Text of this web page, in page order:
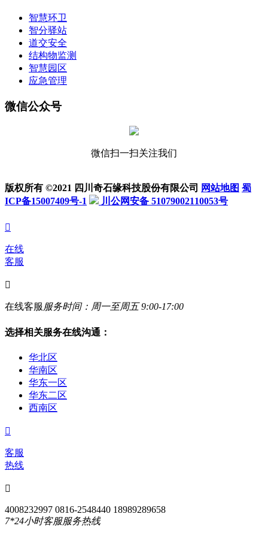
智慧环卫
智分驿站
道交安全
结构物监测
智慧园区
应急管理
微信公众号
微信扫一扫关注我们
版权所有 ©2021 四川奇石缘科技股份有限公司 网站地图 蜀
ICP备15007409号-1
川公网安备 51079002110053号

在线
客服

在线客服服务时间：周一至周五 9:00-17:00
选择相关服务在线沟通：
华北区
华南区
华东一区
华东二区
西南区

客服
热线

4008232997 0816-2548440 18989289658
7*24小时客服服务热线